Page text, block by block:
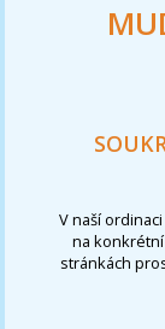
V naší
na
stránkách